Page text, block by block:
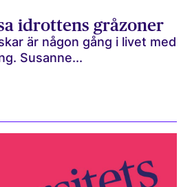
idrottens gråzoner
är någon gång i livet med
Susanne...